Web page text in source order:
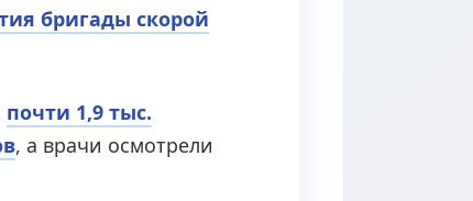
бригады скорой
почти 1,9 тыс.
, а врачи осмотрели